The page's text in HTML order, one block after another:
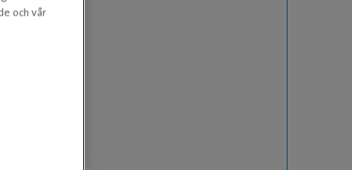
och vår